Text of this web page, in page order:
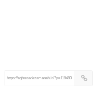
https://eghtesadezamaneh.ir/?p=118483